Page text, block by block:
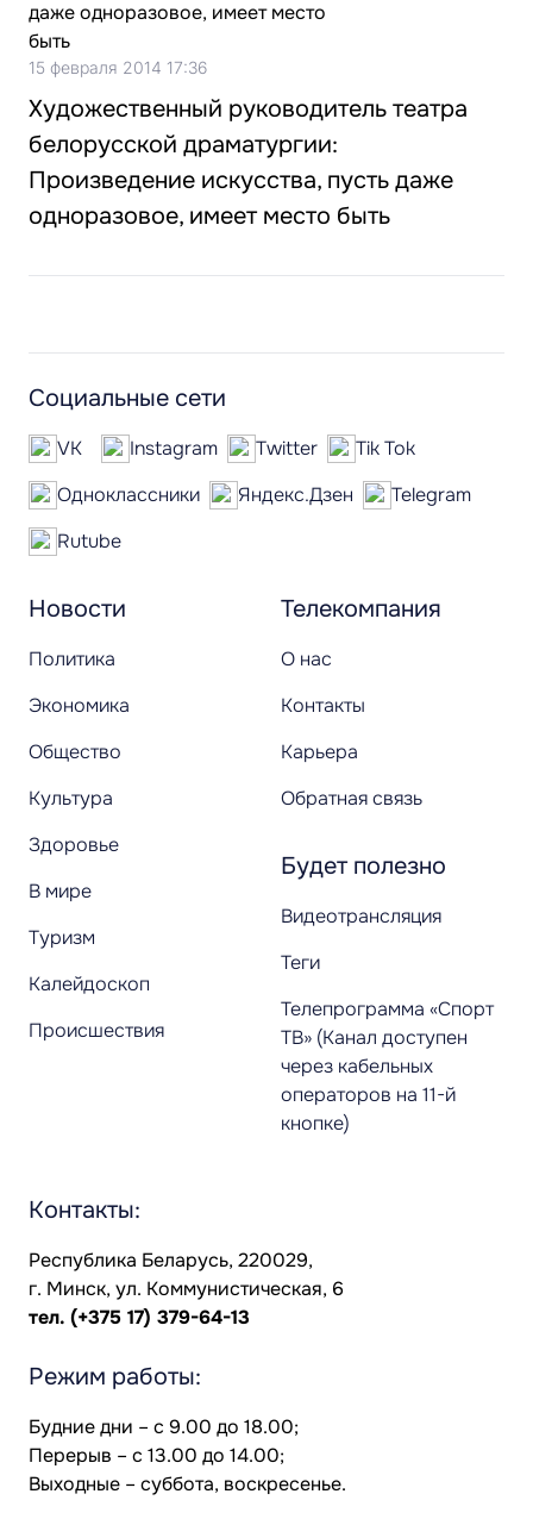
15 февраля 2014 17:36
Художественный руководитель театра
белорусской драматургии:
Произведение искусства, пусть даже
одноразовое, имеет место быть
Новости
Политика
Экономика
Общество
Культура
Здоровье
В мире
Туризм
Калейдоскоп
Происшествия
Телекомпания
О нас
Контакты
Карьера
Обратная связь
Будет полезно
Видеотрансляция
Теги
Телепрограмма «Спорт
ТВ» (Канал доступен
через кабельных
операторов на 11-й
кнопке)
Социальные сети
VK Instagram Twitter
Tik Tok
Одноклассники
Яндекс.Дзен
Telegram
Rutube
Контакты:
Республика Беларусь, 220029,
г. Минск, ул. Коммунистическая, 6
тел. (+375 17) 379-64-13
Режим работы:
Будние дни – с 9.00 до 18.00;
Перерыв – с 13.00 до 14.00;
Выходные – суббота, воскресенье.